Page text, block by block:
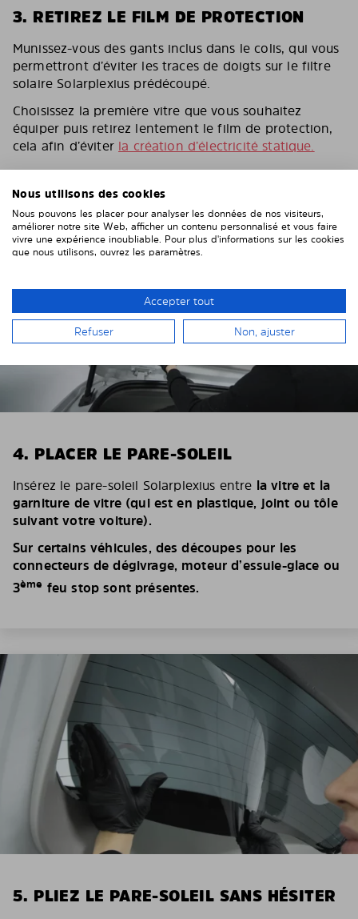
3. RETIREZ LE FILM DE PROTECTION
Munissez-vous des gants inclus dans le colis, qui vous
permettront d’éviter les traces de doigts sur le filtre
solaire Solarplexius prédécoupé.
Choisissez la première vitre que vous souhaitez
équiper puis retirez lentement le film de protection,
cela afin d’éviter la création d’électricité statique.
4. PLACER LE PARE-SOLEIL
Insérez le pare-soleil Solarplexius entre la vitre et la
garniture de vitre (qui est en plastique, joint ou tôle
suivant votre voiture).
Sur certains véhicules, des découpes pour les
connecteurs de dégivrage, moteur d’essuie-glace ou
3ème feu stop sont présentes.
5. PLIEZ LE PARE-SOLEIL SANS HÉSITER
Nous utilisons des cookies
Nous pouvons les placer pour analyser les données de nos visiteurs,
améliorer notre site Web, afficher un contenu personnalisé et vous faire
vivre une expérience inoubliable. Pour plus d'informations sur les cookies
que nous utilisons, ouvrez les paramètres.
Accepter tout
Refuser Non, ajuster